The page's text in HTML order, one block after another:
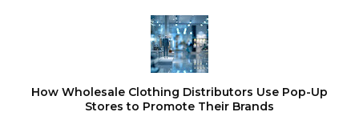
How Wholesale Clothing Distributors Use Pop-Up
Stores to Promote Their Brands